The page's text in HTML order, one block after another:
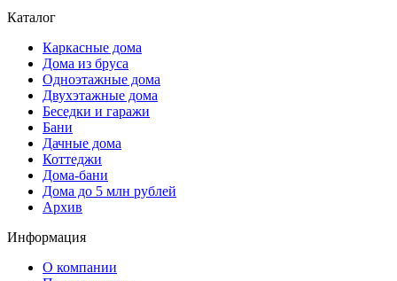
Каталог
Каркасные дома
Дома из бруса
Одноэтажные дома
Двухэтажные дома
Беседки и гаражи
Бани
Дачные дома
Коттеджи
Дома-бани
Дома до 5 млн рублей
Архив
Информация
О компании